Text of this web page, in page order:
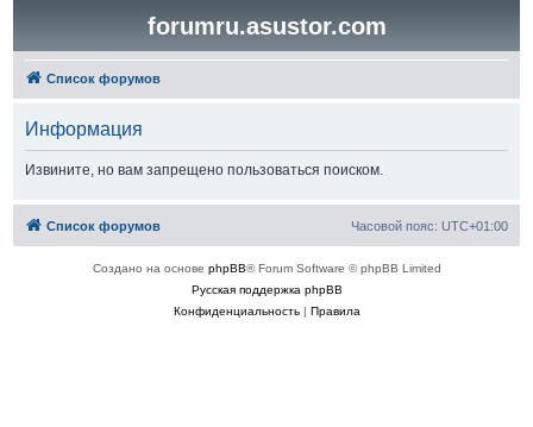
forumru.asustor.com
Список форумов
Информация
Извините, но вам запрещено пользоваться поиском.
Список форумов Часовой пояс: UTC+01:00
Создано на основе phpBB® Forum Software © phpBB Limited
Русская поддержка phpBB
Конфиденциальность| Правила